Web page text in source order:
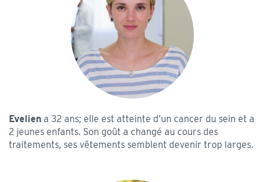
Evelien a 32 ans; elle est atteinte d’un cancer du sein et a
2 jeunes enfants. Son goût a changé au cours des
traitements, ses vêtements semblent devenir trop larges.